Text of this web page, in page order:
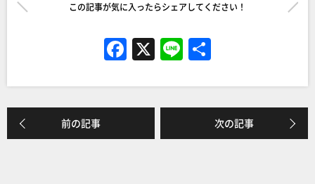
この記事が気に入ったらシェアしてください！
F
a
c
e
b
X Li
n
e
前の記事 次の記事